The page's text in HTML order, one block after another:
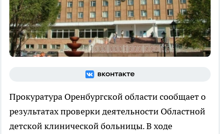
Прокуратура Оренбургской области сообщает о
результатах проверки деятельности Областной
детской клинической больницы. В ходе